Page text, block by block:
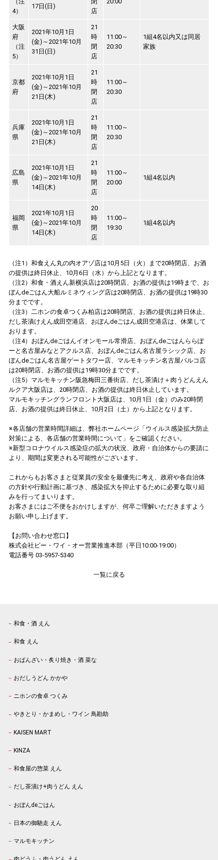
4）
17日(日)
店
大阪
府
（注
5）
2021年10月1日
(金)～2021年10月
31日(日)
21
時
閉
店
11:00～
20:30
1組4名以内又は同居
家族
京都
府
2021年10月1日
(金)～2021年10月
21日(木)
21
時
閉
店
11:00～
20:30
兵庫
県
2021年10月1日
(金)～2021年10月
21日(木)
21
時
閉
店
11:00～
20:30
広島
県
2021年10月1日
(金)～2021年10月
14日(木)
21
時
閉
店
11:00～
20:00
1組4名以内
福岡
県
2021年10月1日
(金)～2021年10月
14日(木)
20
時
閉
店
11:00～
19:30
1組4名以内
（注1）和食えん丸の内オアゾ店は10月5日（火）まで20時閉店、お酒
の提供は終日休止、10月6日（水）から上記となります。
（注2）和食・酒えん新横浜店は20時閉店、お酒の提供は19時まで、お
ぼんdeごはん大船ルミネウィング店は20時閉店、お酒の提供は19時30
分までです。
（注3）二ホンの食卓つくみ柏店は20時閉店、お酒の提供は終日休止、
だし茶漬けえん成田空港店、おぼんdeごはん成田空港店は、休業して
おります。
（注4）おぼんdeごはんイオンモール常滑店、おぼんdeごはんららぽ
ーと名古屋みなとアクルス店、おぼんdeごはん名古屋ラシック店、お
ぼんdeごはん名古屋ゲートタワー店、マルモキッチン名古屋パルコ店
は20時閉店、お酒の提供は19時30分までです。
（注5）マルモキッチン阪急梅田三番街店、だし茶漬け＋肉うどんえん
ルクア大阪店は、20時閉店、お酒の提供は終日休止しています。
マルモキッチングランフロント大阪店は、10月1日（金）のみ20時閉
店、お酒の提供は終日休止、10月2日（土）から上記となります。
※各店舗の営業時間詳細は、弊社ホームページ 「ウイルス感染拡大防止
対策による、各店舗の営業時間について」 をご確認ください。
※新型コロナウイルス感染症の拡大の状況、政府・自治体からの要請に
より、期間は変更される可能性がございます。
これからもお客さまと従業員の安全を最優先に考え、政府や各自治体
の方針や行動計画に基づき、感染拡大を抑止するために必要な取り組
みを行ってまいります。
お客さまにはご不便をおかけしますが、何卒ご理解いただきますよう
お願い申し上げます。
【お問い合わせ窓口】
株式会社ビー・ワイ・オー営業推進本部（平日10:00-19:00）
電話番号 03-5957-5340
一覧に戻る
和食・酒 えん
和食 えん
おばんざい・炙り焼き・酒 菜な
おだしうどん かかや
ニホンの食卓 つくみ
やきとり・かまめし・ワイン 鳥勘助
KAISEN MART
KINZA
和食屋の惣菜 えん
だし茶漬け+肉うどん えん
おぼんdeごはん
日本の御馳走 えん
マルモキッチン